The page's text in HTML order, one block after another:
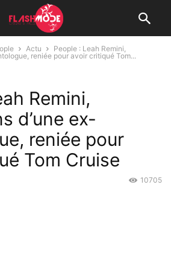
Actu
People : Leah Remini,
reniée pour avoir critiqué Tom...
Remini,
d’une ex-
reniée pour
Tom Cruise
10705